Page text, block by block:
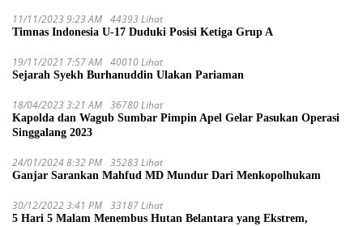
11/11/2023 9:23 AM 44393 Lihat
Timnas Indonesia U-17 Duduki Posisi Ketiga Grup A
19/11/2021 7:57 AM 40010 Lihat
Sejarah Syekh Burhanuddin Ulakan Pariaman
18/04/2023 3:21 AM 36780 Lihat
Kapolda dan Wagub Sumbar Pimpin Apel Gelar Pasukan Operasi
Singgalang 2023
24/01/2024 8:32 PM 35283 Lihat
Ganjar Sarankan Mahfud MD Mundur Dari Menkopolhukam
30/12/2022 3:41 PM 33187 Lihat
5 Hari 5 Malam Menembus Hutan Belantara yang Ekstrem,